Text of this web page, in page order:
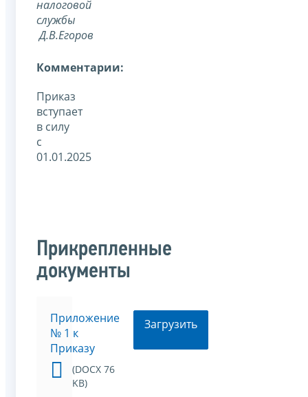
налоговой
службы
Д.В.Егоров
Комментарии:
Приказ
вступает
в силу
с
01.01.2025
Прикрепленные
документы
Приложение
№ 1 к
Приказу
(DOCX 76
KB)
Загрузить